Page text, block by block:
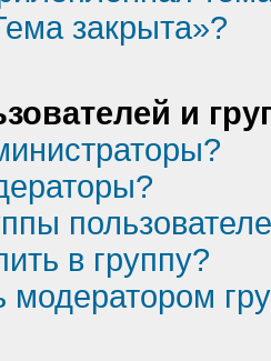
закрыта»?
и
в группу?
модератором